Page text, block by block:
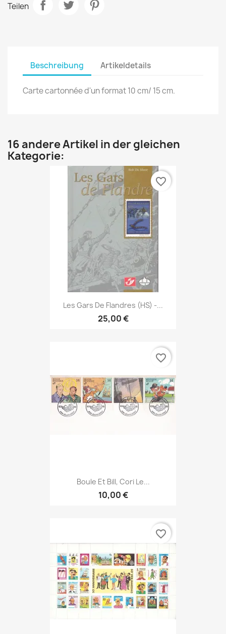
Teilen
Beschreibung Artikeldetails
Carte cartonnée d'un format 10 cm/ 15 cm.
16 andere Artikel in der gleichen
Kategorie:
Les Gars De Flandres (HS) -...
25,00 €
favorite_border
Boule Et Bill, Cori Le...
10,00 €
favorite_border
favorite_border